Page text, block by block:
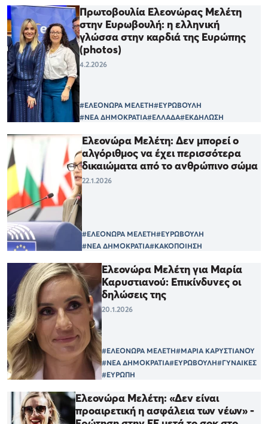
Πρωτοβουλία Ελεονώρας Μελέτη
στην Ευρωβουλή: η ελληνική
γλώσσα στην καρδιά της Ευρώπης
(photos)
4.2.2026
#ΕΛΕΟΝΩΡΑ ΜΕΛΕΤΗ#ΕΥΡΩΒΟΥΛΗ
#ΝΕΑ ΔΗΜΟΚΡΑΤΙΑ#ΕΛΛΑΔΑ#ΕΚΔΗΛΩΣΗ
Ελεονώρα Μελέτη: Δεν μπορεί ο
αλγόριθμος να έχει περισσότερα
δικαιώματα από το ανθρώπινο σώμα
22.1.2026
#ΕΛΕΟΝΩΡΑ ΜΕΛΕΤΗ#ΕΥΡΩΒΟΥΛΗ
#ΝΕΑ ΔΗΜΟΚΡΑΤΙΑ#ΚΑΚΟΠΟΙΗΣΗ
Ελεονώρα Μελέτη για Μαρία
Καρυστιανού: Επικίνδυνες οι
δηλώσεις της
20.1.2026
#ΕΛΕΟΝΩΡΑ ΜΕΛΕΤΗ#ΜΑΡΙΑ ΚΑΡΥΣΤΙΑΝΟΥ
#ΝΕΑ ΔΗΜΟΚΡΑΤΙΑ#ΕΥΡΩΒΟΥΛΗ#ΓΥΝΑΙΚΕΣ
#ΕΥΡΩΠΗ
Ελεονώρα Μελέτη: «Δεν είναι
προαιρετική η ασφάλεια των νέων» -